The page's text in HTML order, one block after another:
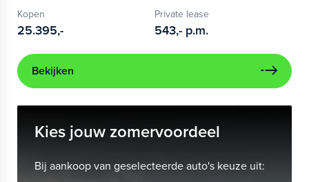
Kopen
25.395,-
Private lease
543,- p.m.
Bekijken
Kies jouw zomervoordeel
Bij aankoop van geselecteerde auto's keuze uit: